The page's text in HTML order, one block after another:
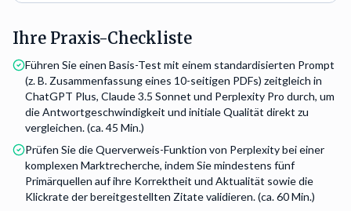
Ihre Praxis-Checkliste
Führen Sie einen Basis-Test mit einem standardisierten Prompt
(z. B. Zusammenfassung eines 10-seitigen PDFs) zeitgleich in
ChatGPT Plus, Claude 3.5 Sonnet und Perplexity Pro durch, um
die Antwortgeschwindigkeit und initiale Qualität direkt zu
vergleichen. (ca. 45 Min.)
Prüfen Sie die Querverweis-Funktion von Perplexity bei einer
komplexen Marktrecherche, indem Sie mindestens fünf
Primärquellen auf ihre Korrektheit und Aktualität sowie die
Klickrate der bereitgestellten Zitate validieren. (ca. 60 Min.)